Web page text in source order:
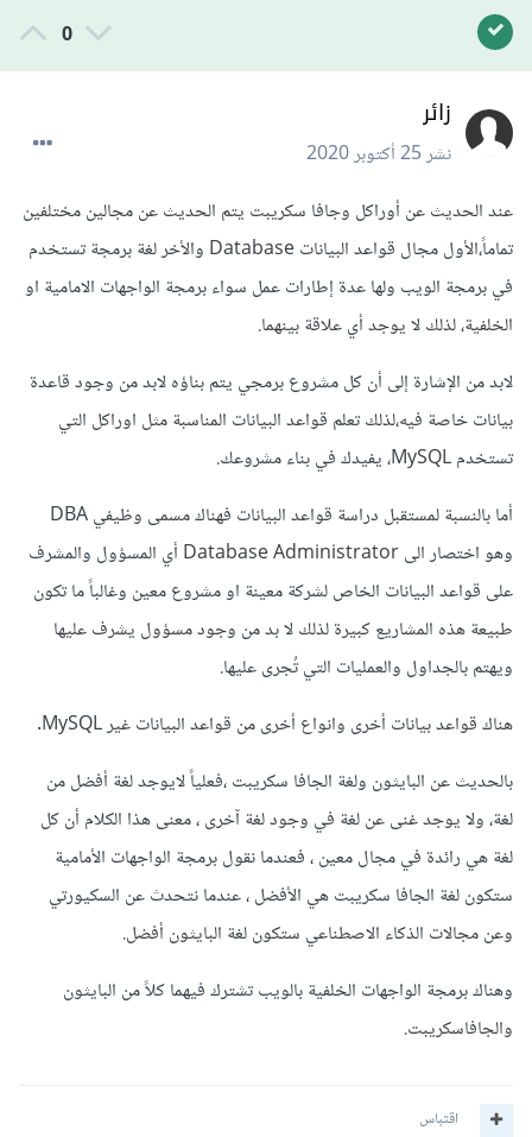
0
زائر
نشر25 أكتوبر 2020
عند الحديث عن أوراكل وجافا سكريبت يتم الحديث عن مجالين مختلفين
تماماً،الأول مجال قواعد البيانات Database والأخر لغة برمجة تستخدم
في برمجة الويب ولها عدة إطارات عمل سواء برمجة الواجهات الامامية او
الخلفية، لذلك لا يوجد أي علاقة بينهما.
لابد من الإشارة إلى أن كل مشروع برمجي يتم بناؤه لابد من وجود قاعدة
بيانات خاصة فيه،لذلك تعلم قواعد البيانات المناسبة مثل اوراكل التي
تستخدم MySQL، يفيدك في بناء مشروعك.
أما بالنسبة لمستقبل دراسة قواعد البيانات فهناك مسمى وظيفي DBA
وهو اختصار الى Database Administrator أي المسؤول والمشرف
على قواعد البيانات الخاص لشركة معينة او مشروع معين وغالباً ما تكون
طبيعة هذه المشاريع كبيرة لذلك لا بد من وجود مسؤول يشرف عليها
ويهتم بالجداول والعمليات التي تُجرى عليها.
هناك قواعد بيانات أخرى وانواع أخرى من قواعد البيانات غير MySQL.
بالحديث عن البايثون ولغة الجافا سكريبت ،فعلياً لايوجد لغة أفضل من
لغة، ولا يوجد غنى عن لغة في وجود لغة آخرى ، معنى هذا الكلام أن كل
لغة هي رائدة في مجال معين ، فعندما نقول برمجة الواجهات الأمامية
ستكون لغة الجافا سكريبت هي الأفضل ، عندما نتحدث عن السكيورتي
وعن مجالات الذكاء الاصطناعي ستكون لغة البايثون أفضل.
وهناك برمجة الواجهات الخلفية بالويب تشترك فيهما كلاً من البايثون
والجافاسكريبت.
اقتباس